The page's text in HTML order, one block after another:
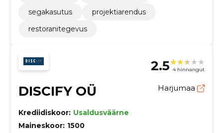
segakasutus
projektiarendus
restoranitegevus
2.5 4 hinnangut
DISCIFY OÜ Harjumaa
Krediidiskoor: Usaldusväärne
Maineskoor: 1500